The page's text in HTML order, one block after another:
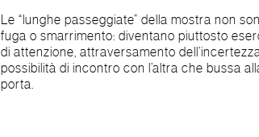
Le “lunghe passeggiate” della mostra non
fuga o smarrimento: diventano piuttosto
di attenzione, attraversamento
possibilità di incontro con l’altra che bussa
porta.